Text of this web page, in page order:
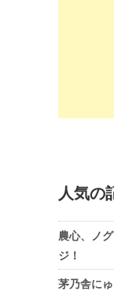
人気の
農心、ノ
ジ！
茅乃舎に